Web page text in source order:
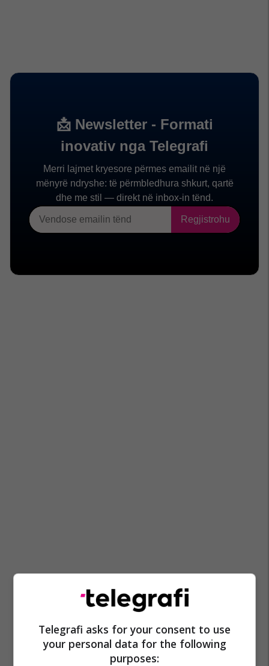
Telegrafi asks for your consent to use
your personal data for the following
purposes: